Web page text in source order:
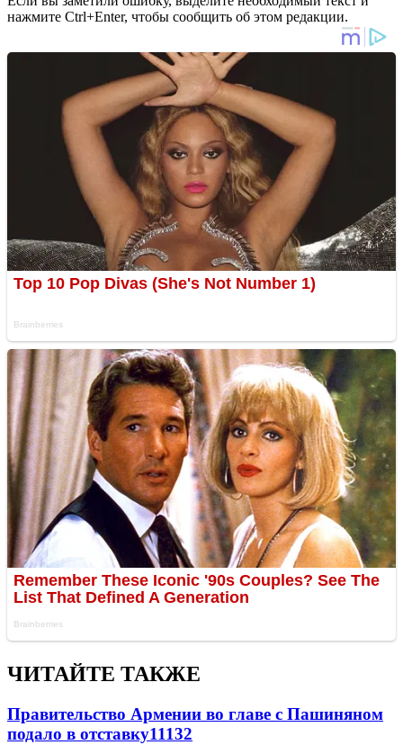
нажмите Ctrl+Enter, чтобы сообщить об этом редакции.
ЧИТАЙТЕ ТАКЖЕ
Правительство Армении во главе с Пашиняном
подало в отставку11132